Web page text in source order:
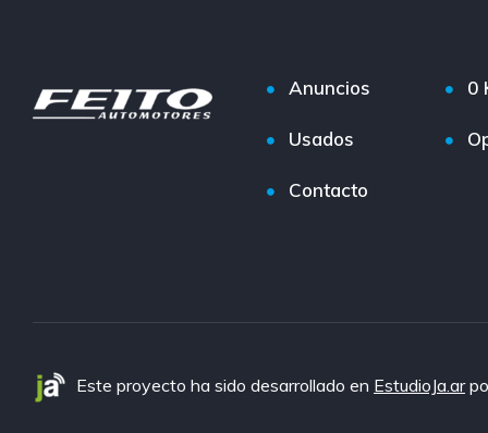
Anuncios 0
Usados
Contacto
Este proyecto ha sido desarrollado en EstudioJa.ar